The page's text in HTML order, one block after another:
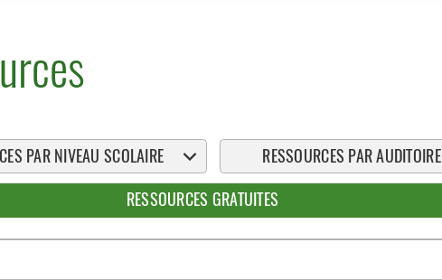
PAR NIVEAU SCOLAIRE RESSOURCES PAR AUDITOIRE
RESSOURCES GRATUITES